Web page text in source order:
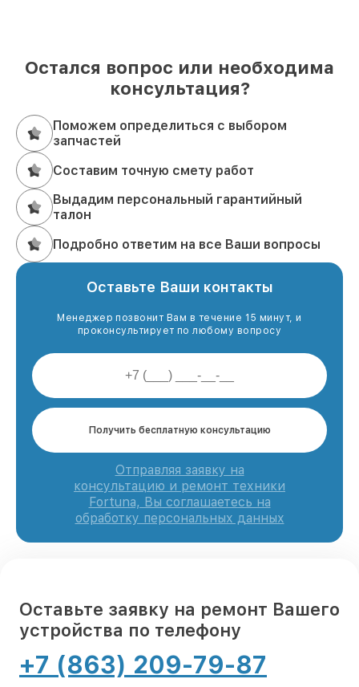
Остался вопрос или необходима
консультация?
Поможем определиться с выбором
запчастей
Составим точную смету работ
Выдадим персональный гарантийный
талон
Подробно ответим на все Ваши вопросы
Оставьте Ваши контакты
Менеджер позвонит Вам в течение 15 минут, и
проконсультирует по любому вопросу
Получить бесплатную консультацию
Отправляя заявку на
консультацию и ремонт техники
Fortuna, Вы соглашаетесь на
обработку персональных данных
Оставьте заявку на ремонт Вашего
устройства по телефону
+7 (863) 209-79-87